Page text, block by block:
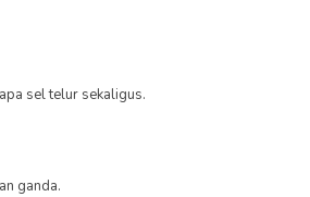
sel telur sekaligus.
ganda.